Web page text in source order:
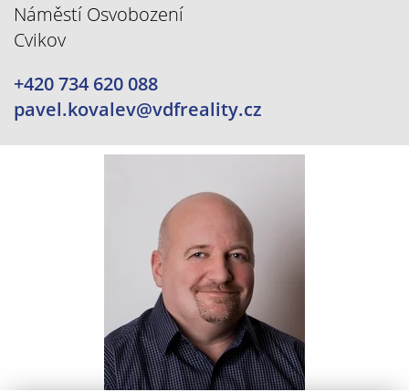
Náměstí Osvobození
Cvikov
+420 734 620 088
pavel.kovalev@vdfreality.cz